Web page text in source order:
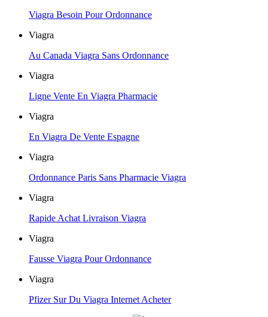
Viagra Besoin Pour Ordonnance
Viagra
Au Canada Viagra Sans Ordonnance
Viagra
Ligne Vente En Viagra Pharmacie
Viagra
En Viagra De Vente Espagne
Viagra
Ordonnance Paris Sans Pharmacie Viagra
Viagra
Rapide Achat Livraison Viagra
Viagra
Fausse Viagra Pour Ordonnance
Viagra
Pfizer Sur Du Viagra Internet Acheter